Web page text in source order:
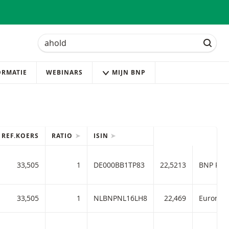
Zoek
Zoek
ZOEK
WEBINARS MIJN BNP
REF.KOERS RATIO ISIN
33,505 1 DE000BB1TP83 22,5213 BNP
33,505 1 NLBNPNL16LH8 22,469